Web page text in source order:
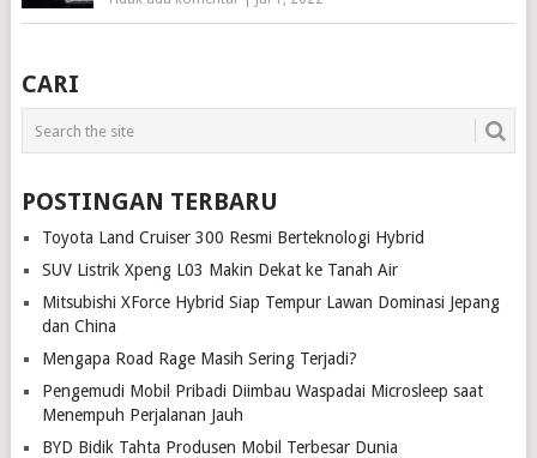
CARI
POSTINGAN TERBARU
Toyota Land Cruiser 300 Resmi Berteknologi Hybrid
SUV Listrik Xpeng L03 Makin Dekat ke Tanah Air
Mitsubishi XForce Hybrid Siap Tempur Lawan Dominasi Jepang
dan China
Mengapa Road Rage Masih Sering Terjadi?
Pengemudi Mobil Pribadi Diimbau Waspadai Microsleep saat
Menempuh Perjalanan Jauh
BYD Bidik Tahta Produsen Mobil Terbesar Dunia